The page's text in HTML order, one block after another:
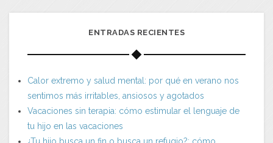
ENTRADAS RECIENTES
Calor extremo y salud mental: por qué en verano nos
sentimos más irritables, ansiosos y agotados
Vacaciones sin terapia: cómo estimular el lenguaje de
tu hijo en las vacaciones
¿Tu hijo busca un fin o busca un refugio?: cómo